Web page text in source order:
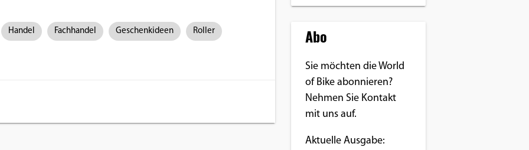
Handel Fachhandel Geschenkideen Roller Abo
Sie möchten die World
of Bike abonnieren?
Nehmen Sie Kontakt
mit uns auf.
Aktuelle Ausgabe: